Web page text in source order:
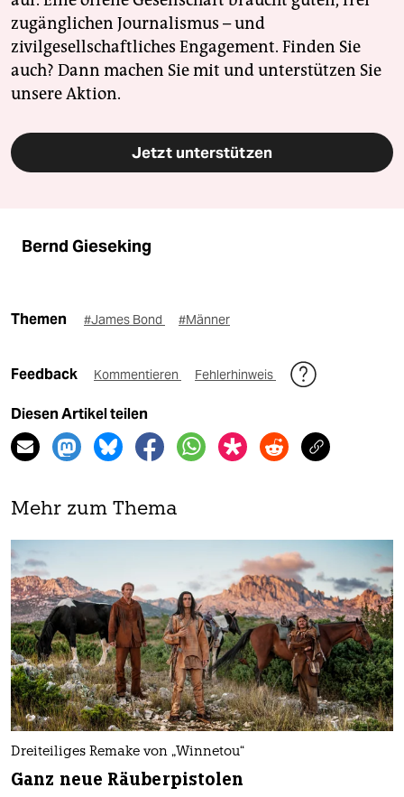
zugänglichen Journalismus – und
zivilgesellschaftliches Engagement. Finden Sie
auch? Dann machen Sie mit und unterstützen Sie
unsere Aktion.
Jetzt unterstützen
Bernd Gieseking
Themen #James Bond #Männer
Feedback Kommentieren Fehlerhinweis
Diesen Artikel teilen
Mehr zum Thema
Dreiteiliges Remake von „Winnetou“
Ganz neue Räuberpistolen